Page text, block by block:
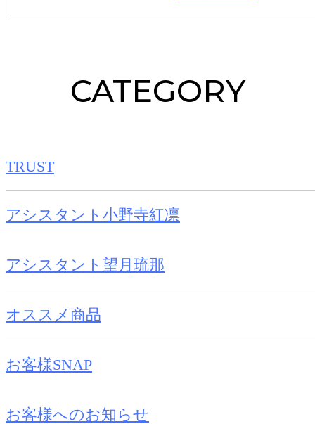
CATEGORY
TRUST
アシスタント小野寺紅凛
アシスタント望月琉那
オススメ商品
お客様SNAP
お客様へのお知らせ